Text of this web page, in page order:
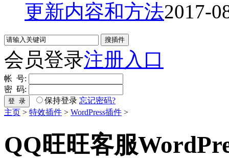
更新内容和方法2017-
会员登录注册入口
帐 号:
密 码:
登 录 保持登录 忘记密码?
主页 > 特效插件 > WordPress插件 >
QQ旺旺客服